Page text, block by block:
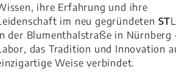
ihre Erfahrung und ihre
im neu gegründeten ST
der Blumenthalstraße in Nürnberg
das Tradition und Innovation
Weise verbindet.